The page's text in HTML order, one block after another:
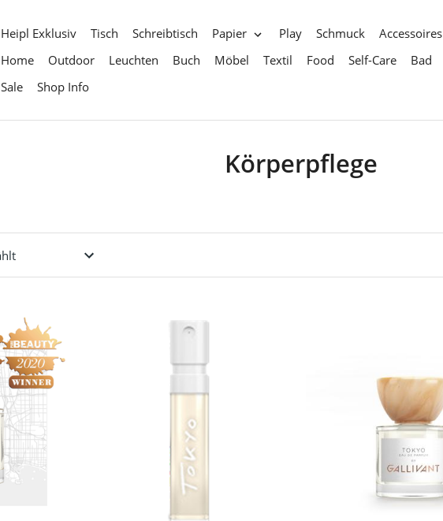
Heipl Exklusiv Tisch Schreibtisch Papier Play Schmuck Accessoires
Home
Outdoor Leuchten Buch Möbel Textil Food Self-Care Bad
Sale
Shop Info
S
l
Körperpflege